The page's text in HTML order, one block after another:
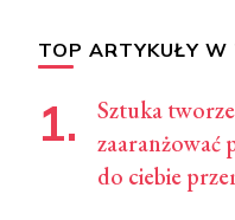
TOP ARTYKUŁY W
Sztuka
zaaranżować
do ciebie